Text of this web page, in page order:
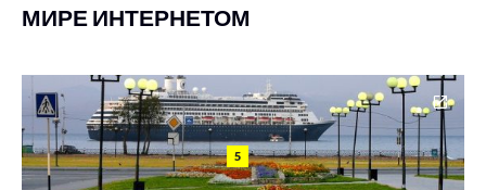
МИРЕ ИНТЕРНЕТОМ
5